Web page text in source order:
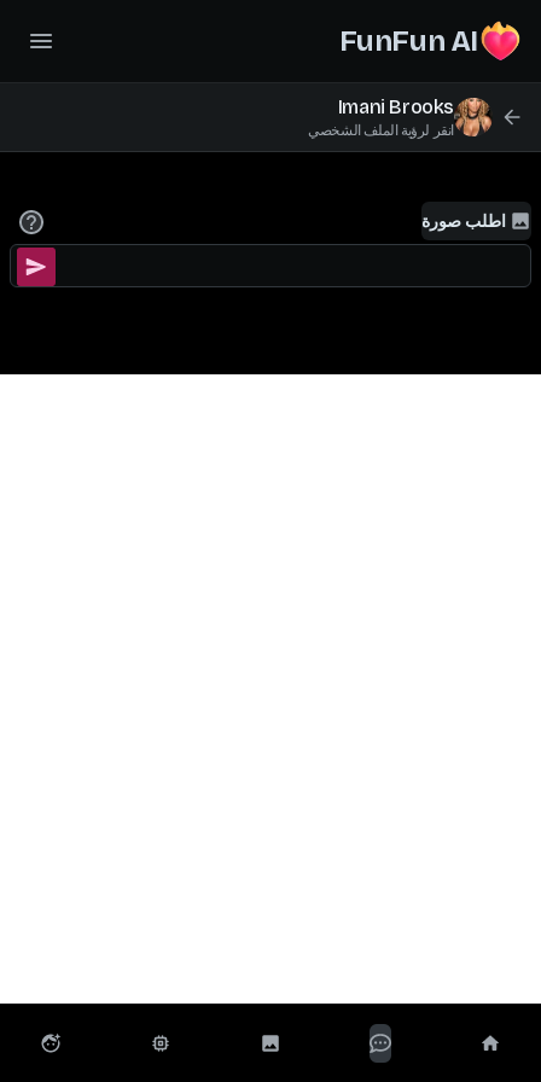
FunFun AI
Imani Brooks
انقر لرؤية الملف الشخصي
اطلب صورة